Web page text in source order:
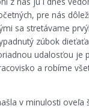
pre nás
sa stretávame
zúbok
udalosťou je
a robíme
v minulosti oveľa